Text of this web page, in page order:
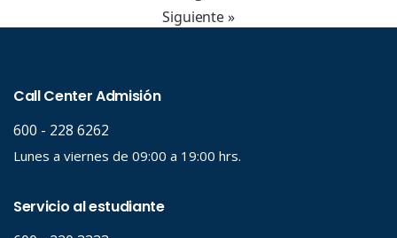
Siguiente »